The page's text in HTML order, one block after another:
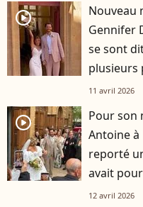
player2
Nouveau
Gennifer
se sont
plusieurs
11 avril 2026
player2
Pour son
Antoine à
reporté
avait
12 avril 2026